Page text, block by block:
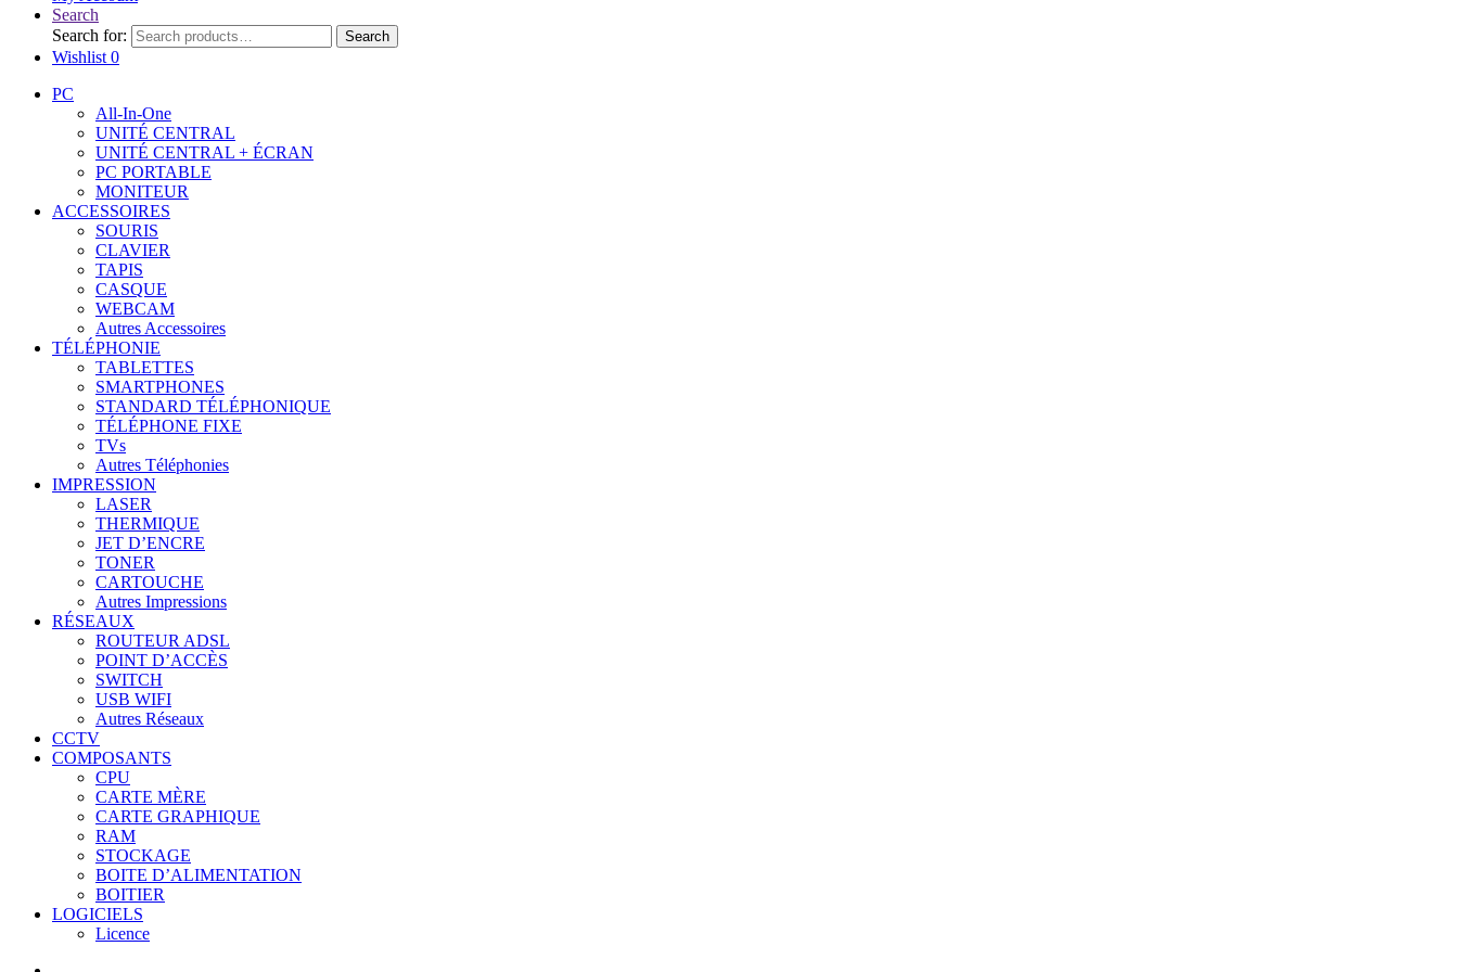
Search
Search for:
Search
Wishlist 0
PC
All-In-One
UNITÉ CENTRAL
UNITÉ CENTRAL + ÉCRAN
PC PORTABLE
MONITEUR
ACCESSOIRES
SOURIS
CLAVIER
TAPIS
CASQUE
WEBCAM
Autres Accessoires
TÉLÉPHONIE
TABLETTES
SMARTPHONES
STANDARD TÉLÉPHONIQUE
TÉLÉPHONE FIXE
TVs
Autres Téléphonies
IMPRESSION
LASER
THERMIQUE
JET D’ENCRE
TONER
CARTOUCHE
Autres Impressions
RÉSEAUX
ROUTEUR ADSL
POINT D’ACCÈS
SWITCH
USB WIFI
Autres Réseaux
CCTV
COMPOSANTS
CPU
CARTE MÈRE
CARTE GRAPHIQUE
RAM
STOCKAGE
BOITE D’ALIMENTATION
BOITIER
LOGICIELS
Licence